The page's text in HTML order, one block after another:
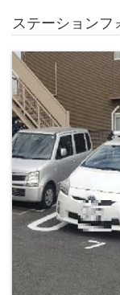
ステーションフ